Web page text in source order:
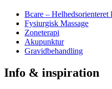
Bcare – Helhedsorienteret
Fysiurgisk Massage
Zoneterapi
Akupunktur
Gravidbehandling
Info & inspiration